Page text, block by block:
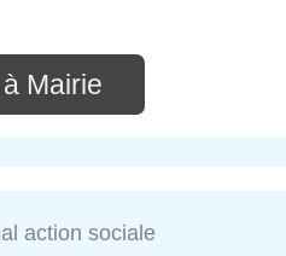
Mairie
action sociale